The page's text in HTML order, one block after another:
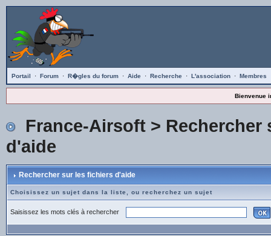
Portail · Forum · R�gles du forum · Aide · Recherche · L'association · Membres
Bienvenue
France-Airsoft> Rechercher
d'aide
Rechercher sur les fichiers d'aide
Choisissez un sujet dans la liste, ou recherchez un sujet
Saisissez les mots clés à rechercher